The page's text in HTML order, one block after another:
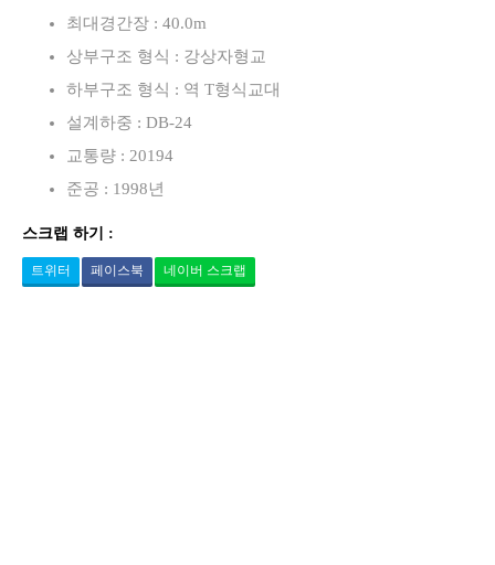
최대경간장 : 40.0m
상부구조 형식 : 강상자형교
하부구조 형식 : 역 T형식교대
설계하중 : DB-24
교통량 : 20194
준공 : 1998년
스크랩 하기 :
트위터 페이스북 네이버 스크랩